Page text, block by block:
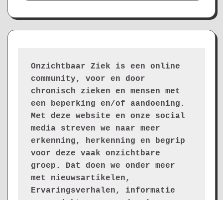
Onzichtbaar Ziek is een online
community, voor en door
chronisch zieken en mensen met
een beperking en/of aandoening.
Met deze website en onze social
media streven we naar meer
erkenning, herkenning en begrip
voor deze vaak onzichtbare
groep. Dat doen we onder meer
met nieuwsartikelen,
Ervaringsverhalen, informatie